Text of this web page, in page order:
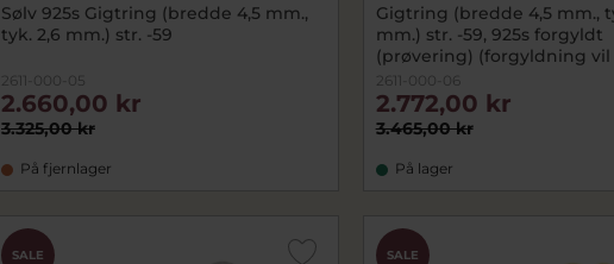
Sølv 925s Gigtring (bredde 4,5 mm.,
tyk. 2,6 mm.) str. -59
2611-000-05
3.325,00 kr
2.660,00 kr
På fjernlager
Gigtring (bredde 4,5 mm.,
mm.) str. -59, 925s forgyldt
(prøvering) (forgyldning vil
af ved brug !)
2611-000-06
3.465,00 kr
2.772,00 kr
På lager
SALE SALE